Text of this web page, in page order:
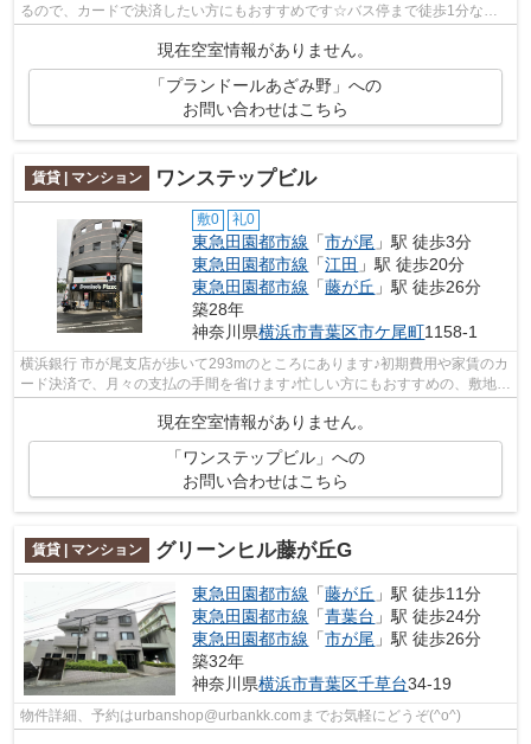
るので、カードで決済したい方にもおすすめです☆バス停まで徒歩1分なの
現在空室情報がありません。
「プランドールあざみ野」への
お問い合わせはこちら
賃貸 | マンション ワンステップビル
敷0 礼0
東急田園都市線 「市が尾 」駅 徒歩3分
東急田園都市線 「江田 」駅 徒歩20分
東急田園都市線 「藤が丘 」駅 徒歩26分
築28年
神奈川県横浜市青葉区市ケ尾町1158-1
横浜銀行 市が尾支店が歩いて293mのところにあります♪初期費用や家賃のカ
ード決済で、月々の支払の手間を省けます♪忙しい方にもおすすめの、敷地内
ごみ置き場付きの物件です♪ぜひご覧...
現在空室情報がありません。
「ワンステップビル」への
お問い合わせはこちら
賃貸 | マンション グリーンヒル藤が丘G
東急田園都市線 「藤が丘 」駅 徒歩11分
東急田園都市線 「青葉台 」駅 徒歩24分
東急田園都市線 「市が尾 」駅 徒歩26分
築32年
神奈川県横浜市青葉区千草台34-19
物件詳細、予約はurbanshop@urbankk.comまでお気軽にどうぞ(^o^)